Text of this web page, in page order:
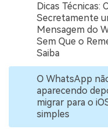
Dicas Técnicas:
Secretamente
Mensagem do
Sem Que o
Saiba
O WhatsApp
aparecendo
migrar para o
simples